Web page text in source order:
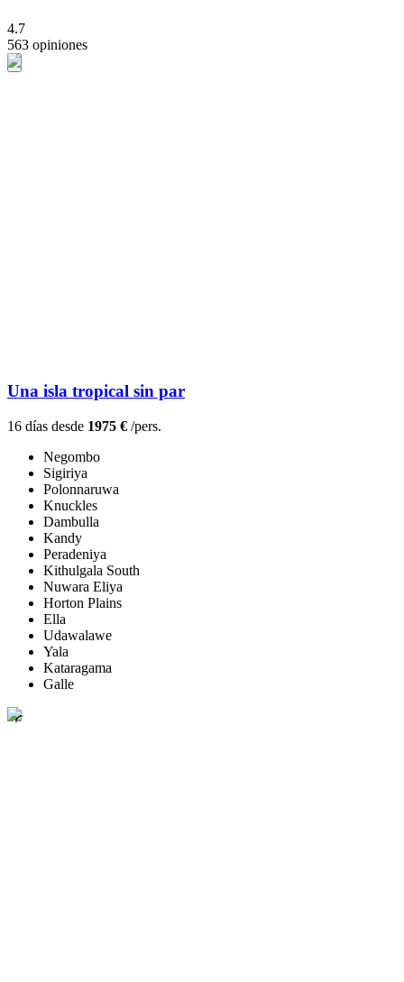
4.7
563 opiniones
Una isla tropical sin par
16 días desde 1975 € /pers.
Negombo
Sigiriya
Polonnaruwa
Knuckles
Dambulla
Kandy
Peradeniya
Kithulgala South
Nuwara Eliya
Horton Plains
Ella
Udawalawe
Yala
Kataragama
Galle